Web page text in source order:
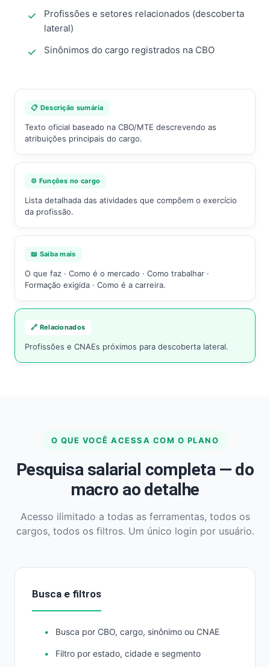
Profissões e setores relacionados (descoberta
lateral)
Sinônimos do cargo registrados na CBO
📋 Descrição sumária
Texto oficial baseado na CBO/MTE descrevendo as
atribuições principais do cargo.
⚙️ Funções no cargo
Lista detalhada das atividades que compõem o exercício
da profissão.
📖 Saiba mais
O que faz · Como é o mercado · Como trabalhar ·
Formação exigida · Como é a carreira.
🔗 Relacionados
Profissões e CNAEs próximos para descoberta lateral.
O QUE VOCÊ ACESSA COM O PLANO
Pesquisa salarial completa — do
macro ao detalhe
Acesso ilimitado a todas as ferramentas, todos os
cargos, todos os filtros. Um único login por usuário.
Busca e filtros
Busca por CBO, cargo, sinônimo ou CNAE
Filtro por estado, cidade e segmento